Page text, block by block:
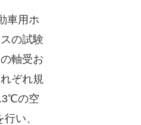
車用ホ
の試験
軸受お
ぞれ規
の空
い、